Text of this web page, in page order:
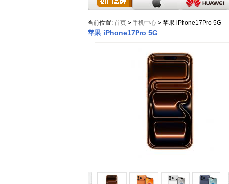
当前位置: 首页 > 手机中心 > 苹果 iPhone17Pro 5G
苹果 iPhone17Pro 5G